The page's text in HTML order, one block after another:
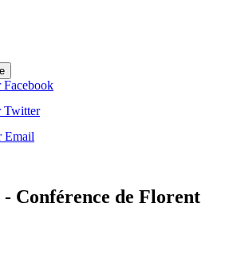
Facebook
Twitter
Email
- Conférence de Florent